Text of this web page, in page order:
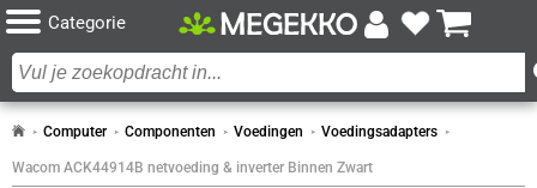
Categorie
Computer Componenten Voedingen Voedingsadapters
Wacom ACK44914B netvoeding & inverter Binnen Zwart